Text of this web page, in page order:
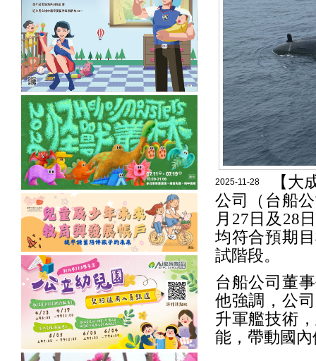
2025-11-28
【大
公司（台船
月27日及28
均符合預期
試階段。
台船公司董
他強調，公
升軍艦技術
能，帶動國